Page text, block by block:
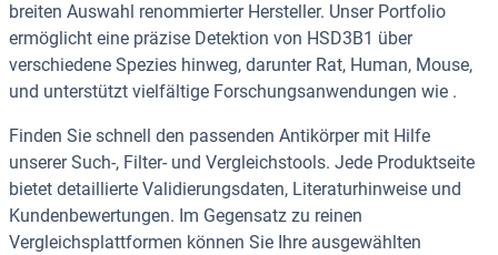
breiten Auswahl renommierter Hersteller. Unser Portfolio
ermöglicht eine präzise Detektion von HSD3B1 über
verschiedene Spezies hinweg, darunter Rat, Human, Mouse,
und unterstützt vielfältige Forschungsanwendungen wie .
Finden Sie schnell den passenden Antikörper mit Hilfe
unserer Such-, Filter- und Vergleichstools. Jede Produktseite
bietet detaillierte Validierungsdaten, Literaturhinweise und
Kundenbewertungen. Im Gegensatz zu reinen
Vergleichsplattformen können Sie Ihre ausgewählten